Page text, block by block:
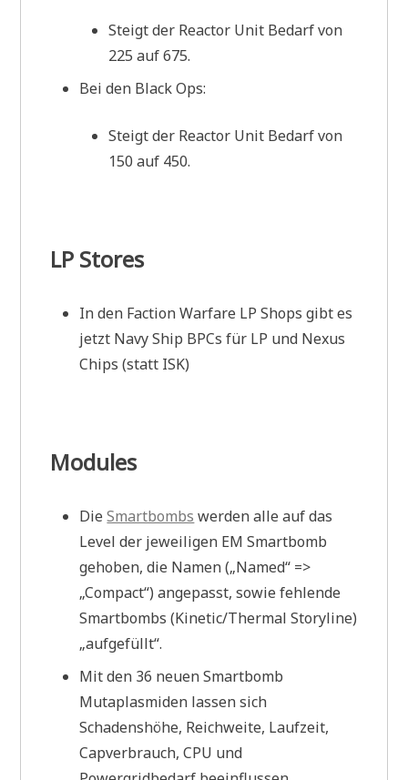
Steigt der Reactor Unit Bedarf von
225 auf 675.
Bei den Black Ops:
Steigt der Reactor Unit Bedarf von
150 auf 450.
LP Stores
In den Faction Warfare LP Shops gibt es
jetzt Navy Ship BPCs für LP und Nexus
Chips (statt ISK)
Modules
DieSmartbombs werden alle auf das
Level der jeweiligen EM Smartbomb
gehoben, die Namen („Named“ =>
„Compact“) angepasst, sowie fehlende
Smartbombs (Kinetic/Thermal Storyline)
„aufgefüllt“.
Mit den 36 neuen Smartbomb
Mutaplasmiden lassen sich
Schadenshöhe, Reichweite, Laufzeit,
Capverbrauch, CPU und